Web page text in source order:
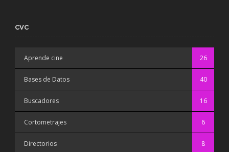
CVC
Aprende cine 26
Bases de Datos 40
Buscadores 16
Cortometrajes 6
Directorios 8